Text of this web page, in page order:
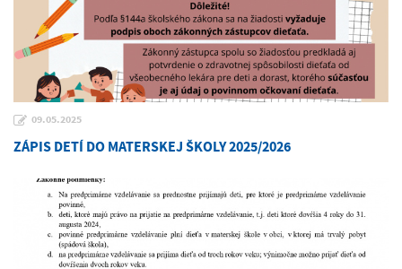
09.05.2025
ZÁPIS DETÍ DO MATERSKEJ ŠKOLY 2025/2026